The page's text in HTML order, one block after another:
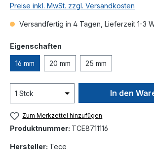
Preise inkl. MwSt. zzgl. Versandkosten
Versandfertig in 4 Tagen, Lieferzeit 1-3
Eigenschaften
16 mm 20 mm 25 mm
In den
Zum Merkzettel hinzufügen
Produktnummer: TCE8711116
Hersteller: Tece